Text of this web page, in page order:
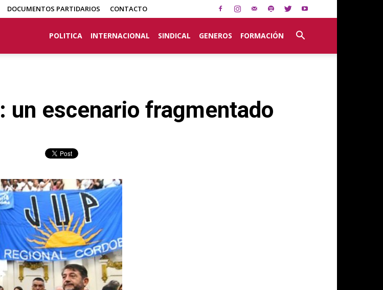
DOCUMENTOS PARTIDARIOS CONTACTO
POLITICA INTERNACIONAL SINDICAL GENEROS FORMACIÓN
un escenario fragmentado